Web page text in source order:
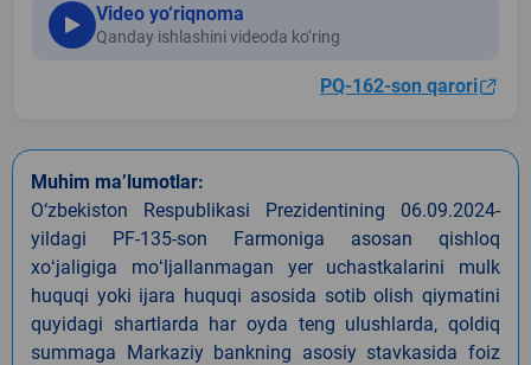
Video yo‘riqnoma
Qanday ishlashini videoda ko‘ring
PQ-162-son qarori
Muhim ma’lumotlar:
O‘zbekiston Respublikasi Prezidentining 06.09.2024-
yildagi PF-135-son Farmoniga asosan qishloq
xoʻjaligiga moʻljallanmagan yer uchastkalarini mulk
huquqi yoki ijara huquqi asosida sotib olish qiymatini
quyidagi shartlarda har oyda teng ulushlarda, qoldiq
summaga Markaziy bankning asosiy stavkasida foiz